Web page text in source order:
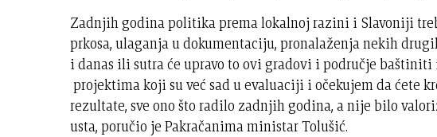
Zadnjih godina politika prema lokalnoj razini i Slavoniji
prkosa, ulaganja u dokumentaciju, pronalaženja nekih
i danas ili sutra će upravo to ovi gradovi i područje
projektima koji su već sad u evaluaciji i očekujem da ćete
rezultate, sve ono što radilo zadnjih godina, a nije bilo
usta, poručio je Pakračanima ministar Tolušić.